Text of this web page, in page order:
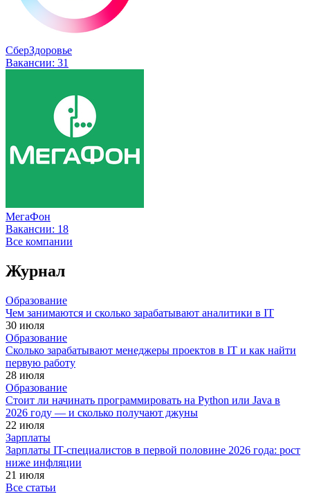
СберЗдоровье
Вакансии: 31
МегаФон
Вакансии: 18
Все компании
Журнал
Образование
Чем занимаются и сколько зарабатывают аналитики в IT
30 июля
Образование
Сколько зарабатывают менеджеры проектов в IT и как найти
первую работу
28 июля
Образование
Стоит ли начинать программировать на Python или Java в
2026 году — и сколько получают джуны
22 июля
Зарплаты
Зарплаты IT-специалистов в первой половине 2026 года: рост
ниже инфляции
21 июля
Все статьи